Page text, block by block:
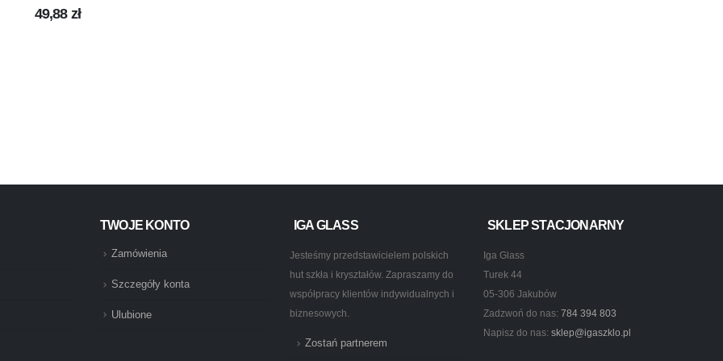
49,88 zł
TWOJE KONTO
Zamówienia
Szczegóły konta
Ulubione
IGA GLASS
Jesteśmy przedstawicielem polskich
hut szkła i kryształów. Zapraszamy do
współpracy klientów indywidualnych i
biznesowych.
Zostań partnerem
SKLEP STACJONARNY
Iga Glass
Turek 44
05-306 Jakubów
Zadzwoń do nas: 784 394 803
Napisz do nas: sklep@igaszklo.pl